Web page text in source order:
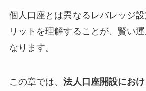
個人口座とは異なるレバレッジ
リットを理解することが、賢い
なります。
この章では、 法人口座開設にお